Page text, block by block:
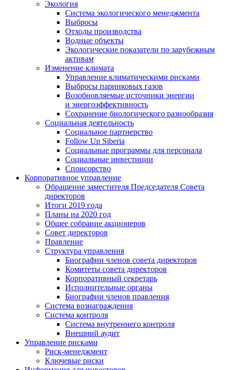
Экология
Система экологического менеджмента
Выбросы
Отходы производства
Водные объекты
Экологические показатели по зарубежным
активам
Изменение климата
Управление климатическими рисками
Выбросы парниковых газов
Возобновляемые источники энергии
и энергоэффективность
Сохранение биологического разнообразия
Социальная деятельность
Социальное партнерство
Follow Up Siberia
Социальные программы для персонала
Социальные инвестиции
Спонсорство
Корпоративное управление
Обращение заместителя Председателя Совета
директоров
Итоги 2019 года
Планы на 2020 год
Общее собрание акционеров
Совет директоров
Правление
Структура управления
Биографии членов совета директоров
Комитеты совета директоров
Корпоративный секретарь
Исполнительные органы
Биографии членов правления
Система вознаграждения
Система контроля
Система внутреннего контроля
Внешний аудит
Управление рисками
Риск-менеджмент
Ключевые риски